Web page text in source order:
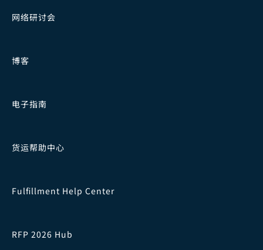
网络研讨会
博客
电子指南
货运帮助中心
Fulfillment Help Center
RFP 2026 Hub